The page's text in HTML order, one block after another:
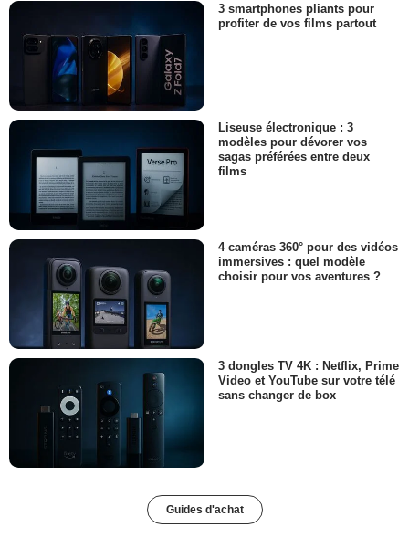
3 smartphones pliants pour
profiter de vos films partout
Liseuse électronique : 3
modèles pour dévorer vos
sagas préférées entre deux
films
4 caméras 360° pour des vidéos
immersives : quel modèle
choisir pour vos aventures ?
3 dongles TV 4K : Netflix, Prime
Video et YouTube sur votre télé
sans changer de box
Guides d'achat